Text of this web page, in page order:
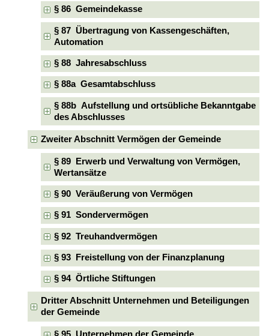
§ 86 Gemeindekasse
§ 87 Übertragung von Kassengeschäften,
Automation
§ 88 Jahresabschluss
§ 88a Gesamtabschluss
§ 88b Aufstellung und ortsübliche Bekanntgabe
des Abschlusses
Zweiter Abschnitt Vermögen der Gemeinde
§ 89 Erwerb und Verwaltung von Vermögen,
Wertansätze
§ 90 Veräußerung von Vermögen
§ 91 Sondervermögen
§ 92 Treuhandvermögen
§ 93 Freistellung von der Finanzplanung
§ 94 Örtliche Stiftungen
Dritter Abschnitt Unternehmen und Beteiligungen
der Gemeinde